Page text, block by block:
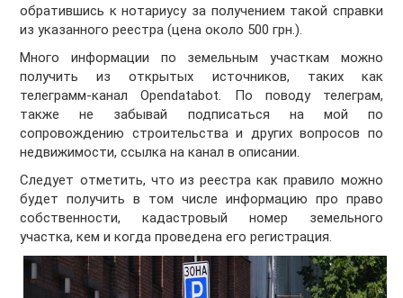
обратившись к нотариусу за получением такой справки
из указанного реестра (цена около 500 грн.).
Много информации по земельным участкам можно
получить из открытых источников, таких как
телеграмм-канал Opendatabot. По поводу телеграм,
также не забывай подписаться на мой по
сопровождению строительства и других вопросов по
недвижимости, ссылка на канал в описании.
Следует отметить, что из реестра как правило можно
будет получить в том числе информацию про право
собственности, кадастровый номер земельного
участка, кем и когда проведена его регистрация.